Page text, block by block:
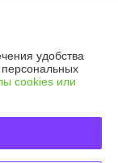
удобства
cookies или